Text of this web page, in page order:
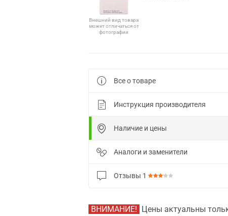
Внешний вид товара
может отличаться от
фотографии
Все о товаре
Инструкция производителя
Наличие и цены
Аналоги и заменители
Отзывы 1
ВНИМАНИЕ! Цены актуальны